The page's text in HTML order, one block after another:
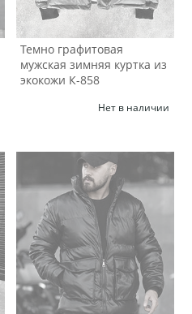
Темно графитовая
мужская зимняя куртка из
экокожи К-858
Нет в наличии